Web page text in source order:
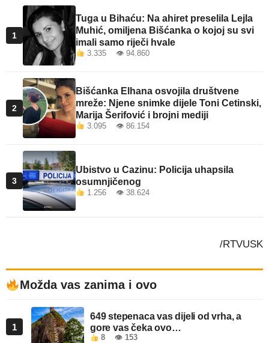
1
Tuga u Bihaću: Na ahiret preselila Lejla
Muhić, omiljena Bišćanka o kojoj su svi
imali samo riječi hvale
3.335 👁 94.860
2
Bišćanka Elhana osvojila društvene
mreže: Njene snimke dijele Toni Cetinski,
Marija Šerifović i brojni mediji
3.095 👁 86.154
3
Ubistvo u Cazinu: Policija uhapsila
osumnjičenog
1.256 👁 38.624
/RTVUSK
Možda vas zanima i ovo
1
649 stepenaca vas dijeli od vrha, a
gore vas čeka ovo…
8 👁 153